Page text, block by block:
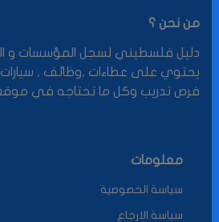
من نحن ؟
دليل فلسطيني لسجل المؤسسات و
يحتوي على عطاءات ,وظائف , سيارات
فرص تدريب وكل ما تحتاجه في موقع
معلومات
سياسة الخصوصية
سياسة الارجاع